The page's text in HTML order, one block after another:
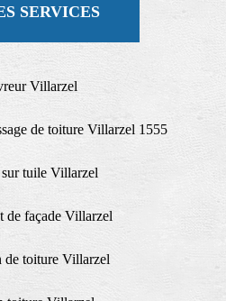
SERVICES
Villarzel
de toiture Villarzel 1555
tuile Villarzel
de façade Villarzel
de toiture Villarzel